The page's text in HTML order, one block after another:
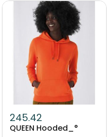
Image
245.42
QUEEN Hooded_°